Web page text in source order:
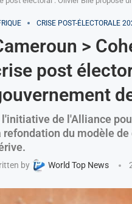
CRISE POST-ÉLECTORALE
>
post
l'initiative de l'Alliance
refondation du modèle
by World Top News